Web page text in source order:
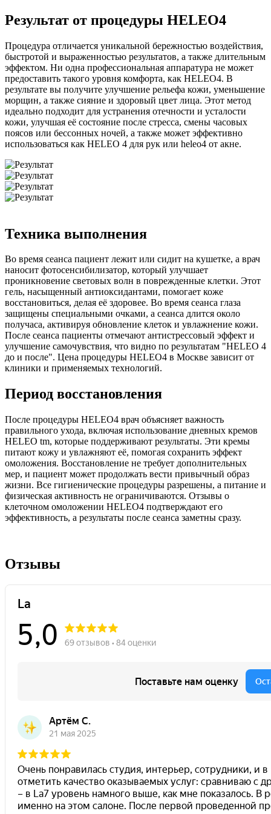
Результат от процедуры HELEO4
Процедура отличается уникальной бережностью воздействия,
быстротой и выраженностью результатов, а также длительным
эффектом. Ни одна профессиональная аппаратура не может
предоставить такого уровня комфорта, как HELEO4. В
результате вы получите улучшение рельефа кожи, уменьшение
морщин, а также сияние и здоровый цвет лица. Этот метод
идеально подходит для устранения отечности и усталости
кожи, улучшая её состояние после стресса, смены часовых
поясов или бессонных ночей, а также может эффективно
использоваться как HELEO 4 для рук или heleo4 от акне.
Техника выполнения
Во время сеанса пациент лежит или сидит на кушетке, а врач
наносит фотосенсибилизатор, который улучшает
проникновение световых волн в поврежденные клетки. Этот
гель, насыщенный антиоксидантами, помогает коже
восстановиться, делая её здоровее. Во время сеанса глаза
защищены специальными очками, а сеанса длится около
получаса, активируя обновление клеток и увлажнение кожи.
После сеанса пациенты отмечают антистрессовый эффект и
улучшение самочувствия, что видно по результатам "HELEO 4
до и после". Цена процедуры HELEO4 в Москве зависит от
клиники и применяемых технологий.
Период восстановления
После процедуры HELEO4 врач объясняет важность
правильного ухода, включая использование дневных кремов
HELEO tm, которые поддерживают результаты. Эти кремы
питают кожу и увлажняют её, помогая сохранить эффект
омоложения. Восстановление не требует дополнительных
мер, и пациент может продолжать вести привычный образ
жизни. Все гигиенические процедуры разрешены, а питание и
физическая активность не ограничиваются. Отзывы о
клеточном омоложении HELEO4 подтверждают его
эффективность, а результаты после сеанса заметны сразу.
Отзывы